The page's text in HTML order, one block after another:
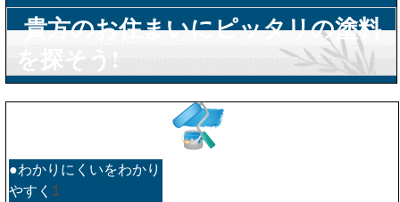
貴方のお住まいにピッタリの塗料
●わかりにくいをわかり
やすく 1